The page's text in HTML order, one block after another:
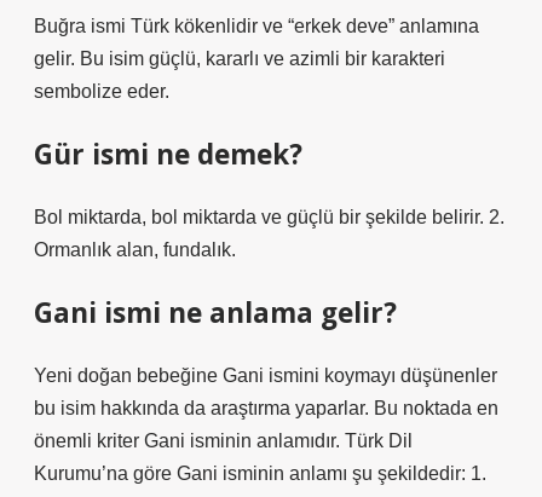
Buğra ismi Türk kökenlidir ve “erkek deve” anlamına
gelir. Bu isim güçlü, kararlı ve azimli bir karakteri
sembolize eder.
Gür ismi ne demek?
Bol miktarda, bol miktarda ve güçlü bir şekilde belirir. 2.
Ormanlık alan, fundalık.
Gani ismi ne anlama gelir?
Yeni doğan bebeğine Gani ismini koymayı düşünenler
bu isim hakkında da araştırma yaparlar. Bu noktada en
önemli kriter Gani isminin anlamıdır. Türk Dil
Kurumu’na göre Gani isminin anlamı şu şekildedir: 1.